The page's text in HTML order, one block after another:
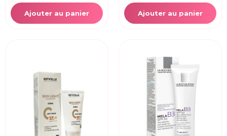
Ajouter au panier Ajouter au panier